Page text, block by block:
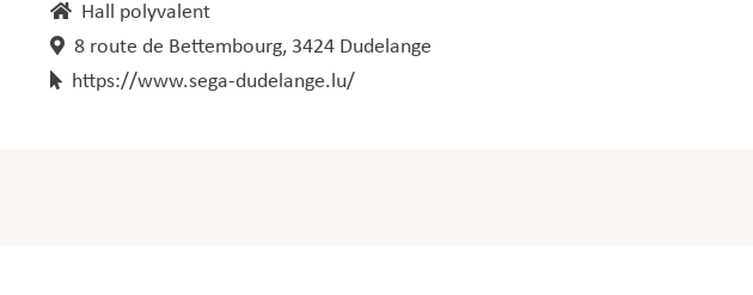
Hall polyvalent
8 route de Bettembourg, 3424 Dudelange
https://www.sega-dudelange.lu/